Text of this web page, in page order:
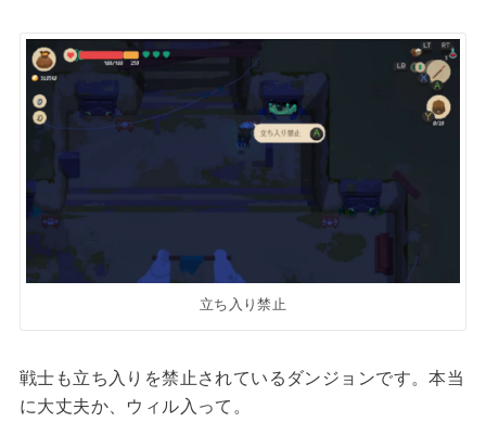
立ち入り禁止
戦士も立ち入りを禁止されているダンジョンです。本当
に大丈夫か、ウィル入って。